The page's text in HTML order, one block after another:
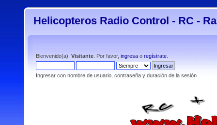
Helicopteros Radio Control - RC -
Bienvenido(a), Visitante . Por favor, ingresa o regístrate
Ingresar con nombre de usuario, contraseña y duración de la sesión